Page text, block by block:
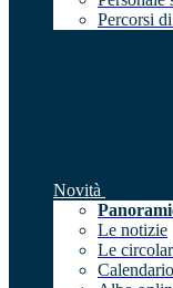
Percorsi
Novità
Le notizie
Le